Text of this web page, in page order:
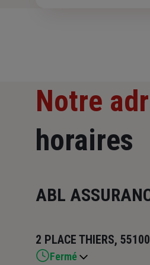
Notre
horaires
ABL
2 PLACE THIERS,
Fermé